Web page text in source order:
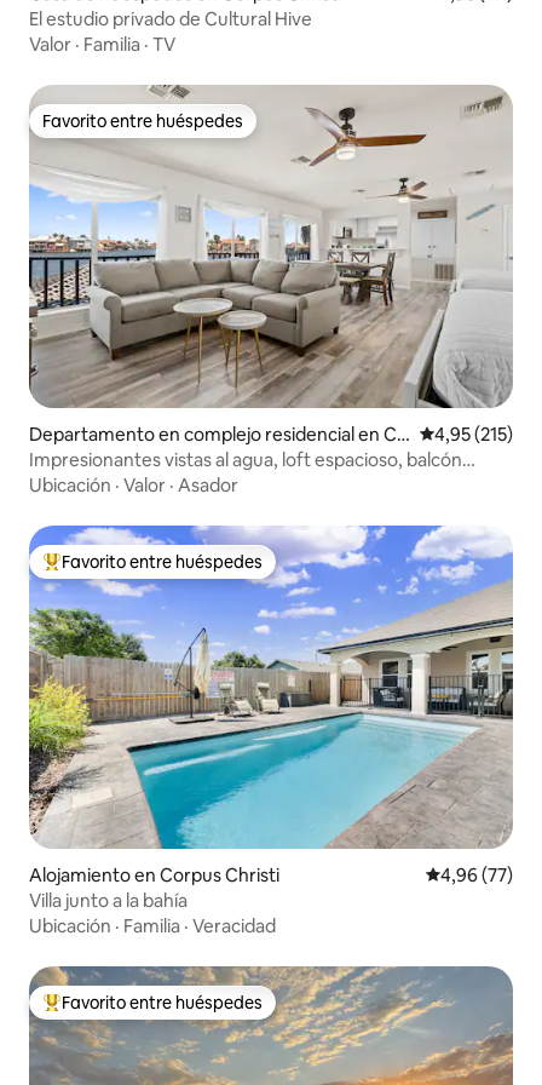
El estudio privado de Cultural Hive
Valor · Familia · TV
Favorito entre huéspedes
Favorito entre huéspedes
Departamento en complejo residencial en Co
rpus Christi
Calificación
4,95 (215)
Impresionantes vistas al agua, loft espacioso, balcón
privado
Ubicación · Valor · Asador
Favorito entre los huéspedes más destacados
Favorito entre huéspedes
Alojamiento en Corpus Christi Calificación
4,96 (77)
Villa junto a la bahía
Ubicación · Familia · Veracidad
Favorito entre los huéspedes más destacados
Favorito entre huéspedes